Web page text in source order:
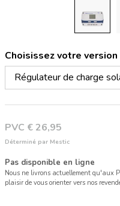
Choisissez votre version
Régulateur de charge
PVC € 26,95
Déterminé par Mestic
Pas disponible en ligne
Nous ne livrons actuellement qu'aux
plaisir de vous orienter vers nos